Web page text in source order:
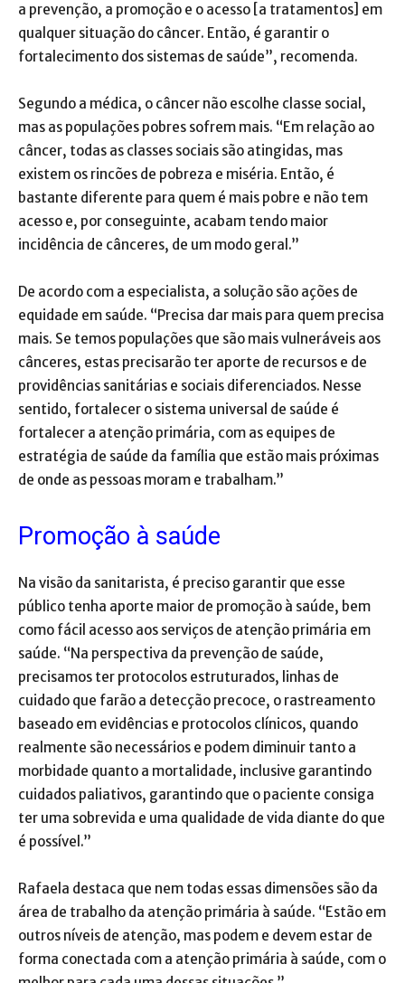
a prevenção, a promoção e o acesso [a tratamentos] em
qualquer situação do câncer. Então, é garantir o
fortalecimento dos sistemas de saúde”, recomenda.
Segundo a médica, o câncer não escolhe classe social,
mas as populações pobres sofrem mais. “Em relação ao
câncer, todas as classes sociais são atingidas, mas
existem os rincões de pobreza e miséria. Então, é
bastante diferente para quem é mais pobre e não tem
acesso e, por conseguinte, acabam tendo maior
incidência de cânceres, de um modo geral.”
De acordo com a especialista, a solução são ações de
equidade em saúde. “Precisa dar mais para quem precisa
mais. Se temos populações que são mais vulneráveis aos
cânceres, estas precisarão ter aporte de recursos e de
providências sanitárias e sociais diferenciados. Nesse
sentido, fortalecer o sistema universal de saúde é
fortalecer a atenção primária, com as equipes de
estratégia de saúde da família que estão mais próximas
de onde as pessoas moram e trabalham.”
Promoção à saúde
Na visão da sanitarista, é preciso garantir que esse
público tenha aporte maior de promoção à saúde, bem
como fácil acesso aos serviços de atenção primária em
saúde. “Na perspectiva da prevenção de saúde,
precisamos ter protocolos estruturados, linhas de
cuidado que farão a detecção precoce, o rastreamento
baseado em evidências e protocolos clínicos, quando
realmente são necessários e podem diminuir tanto a
morbidade quanto a mortalidade, inclusive garantindo
cuidados paliativos, garantindo que o paciente consiga
ter uma sobrevida e uma qualidade de vida diante do que
é possível.”
Rafaela destaca que nem todas essas dimensões são da
área de trabalho da atenção primária à saúde. “Estão em
outros níveis de atenção, mas podem e devem estar de
forma conectada com a atenção primária à saúde, com o